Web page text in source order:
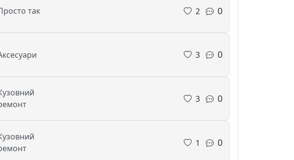
так 2 0
3 0
3 0
1 0